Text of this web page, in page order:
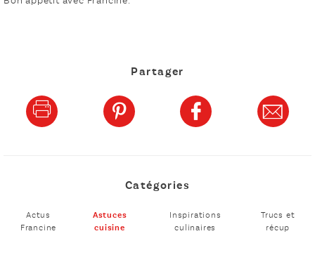
Partager
Catégories
Actus
Francine
Astuces
cuisine
Inspirations
culinaires
Trucs et
récup